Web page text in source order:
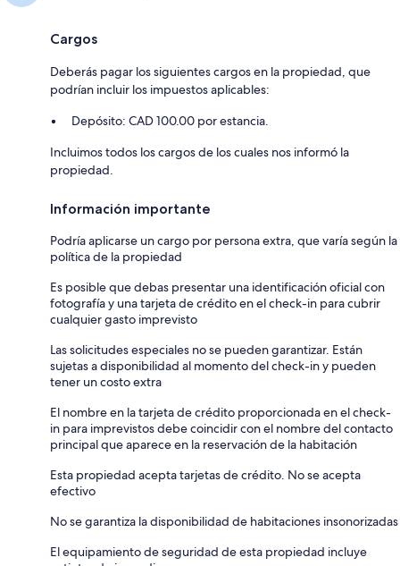
Cargos
Deberás pagar los siguientes cargos en la propiedad, que
podrían incluir los impuestos aplicables:
Depósito: CAD 100.00 por estancia.
Incluimos todos los cargos de los cuales nos informó la
propiedad.
Información importante
Podría aplicarse un cargo por persona extra, que varía según la
política de la propiedad
Es posible que debas presentar una identificación oficial con
fotografía y una tarjeta de crédito en el check-in para cubrir
cualquier gasto imprevisto
Las solicitudes especiales no se pueden garantizar. Están
sujetas a disponibilidad al momento del check-in y pueden
tener un costo extra
El nombre en la tarjeta de crédito proporcionada en el check-
in para imprevistos debe coincidir con el nombre del contacto
principal que aparece en la reservación de la habitación
Esta propiedad acepta tarjetas de crédito. No se acepta
efectivo
No se garantiza la disponibilidad de habitaciones insonorizadas
El equipamiento de seguridad de esta propiedad incluye